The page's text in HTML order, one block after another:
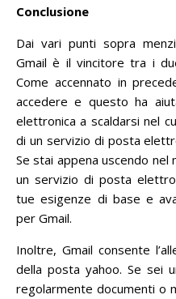
Conclusione
Dai vari punti sopra
Gmail è il vincitore tra i
Come accennato in
accedere e questo ha
elettronica a scaldarsi nel
di un servizio di posta
Se stai appena uscendo nel
un servizio di posta
tue esigenze di base e
per Gmail.
Inoltre, Gmail consente
della posta yahoo. Se sei
regolarmente documenti o